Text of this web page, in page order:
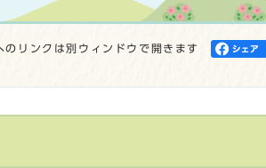
のリンクは別ウィンドウで開きます